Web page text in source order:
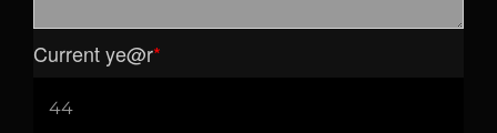
Current ye@r*